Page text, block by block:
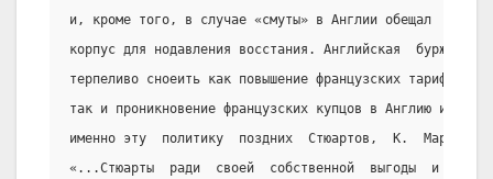
и, кроме того, в случае «смуты» в Англии обещал
корпус для нодавления восстания. Английская
терпеливо сноеить как повышение французских тарифов
так и проникновение французских купцов в Англию и ее
именно эту  политику  поздних  Стюартов,  К.  Маркс
«...Стюарты  ради  своей  собственной  выгоды  и